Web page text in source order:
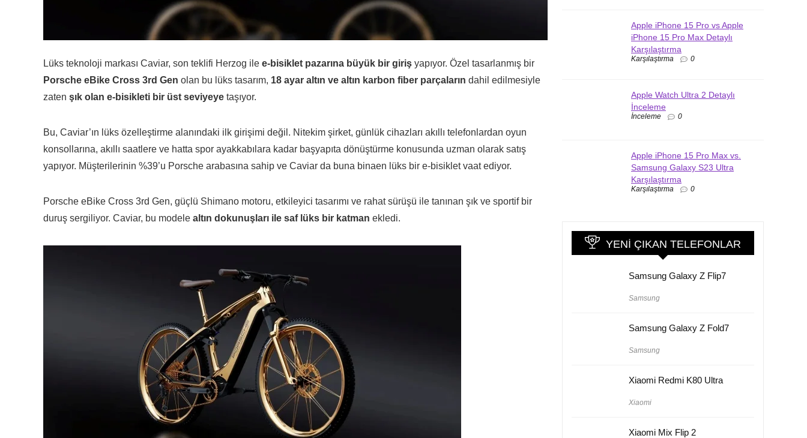
Lüks teknoloji markası Caviar, son teklifi Herzog ile e-bisiklet pazarına büyük bir giriş yapıyor. Özel tasarlanmış bir
Porsche eBike Cross 3rd Gen olan bu lüks tasarım, 18 ayar altın ve altın karbon fiber parçaların dahil edilmesiyle
zaten şık olan e-bisikleti bir üst seviyeye taşıyor.
Bu, Caviar’ın lüks özelleştirme alanındaki ilk girişimi değil. Nitekim şirket, günlük cihazları akıllı telefonlardan oyun
konsollarına, akıllı saatlere ve hatta spor ayakkabılara kadar başyapıta dönüştürme konusunda uzman olarak satış
yapıyor. Müşterilerinin %39’u Porsche arabasına sahip ve Caviar da buna binaen lüks bir e-bisiklet vaat ediyor.
Porsche eBike Cross 3rd Gen, güçlü Shimano motoru, etkileyici tasarımı ve rahat sürüşü ile tanınan şık ve sportif bir
duruş sergiliyor. Caviar, bu modele altın dokunuşları ile saf lüks bir katman ekledi.
Apple iPhone 15 Pro vs Apple
iPhone 15 Pro Max Detaylı
Karşılaştırma
Karşılaştırma 0
Apple Watch Ultra 2 Detaylı
İnceleme
İnceleme 0
Apple iPhone 15 Pro Max vs.
Samsung Galaxy S23 Ultra
Karşılaştırma
Karşılaştırma 0
YENI ÇIKAN TELEFONLAR
Samsung Galaxy Z Flip7
Samsung
Samsung Galaxy Z Fold7
Samsung
Xiaomi Redmi K80 Ultra
Xiaomi
Xiaomi Mix Flip 2